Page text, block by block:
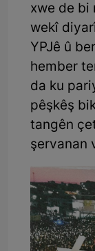
xwe de bi
wekî
YPJê û
hember
da ku
pêşkêş
tangên
şervanan